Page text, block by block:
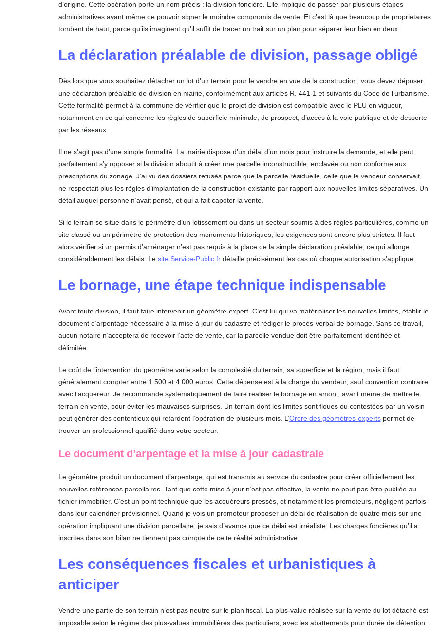
d’origine. Cette opération porte un nom précis : la division foncière. Elle implique de passer par plusieurs étapes
administratives avant même de pouvoir signer le moindre compromis de vente. Et c’est là que beaucoup de propriétaires
tombent de haut, parce qu’ils imaginent qu’il suffit de tracer un trait sur un plan pour séparer leur bien en deux.
La déclaration préalable de division, passage obligé
Dès lors que vous souhaitez détacher un lot d’un terrain pour le vendre en vue de la construction, vous devez déposer
une déclaration préalable de division en mairie, conformément aux articles R. 441-1 et suivants du Code de l’urbanisme.
Cette formalité permet à la commune de vérifier que le projet de division est compatible avec le PLU en vigueur,
notamment en ce qui concerne les règles de superficie minimale, de prospect, d’accès à la voie publique et de desserte
par les réseaux.
Il ne s’agit pas d’une simple formalité. La mairie dispose d’un délai d’un mois pour instruire la demande, et elle peut
parfaitement s’y opposer si la division aboutit à créer une parcelle inconstructible, enclavée ou non conforme aux
prescriptions du zonage. J’ai vu des dossiers refusés parce que la parcelle résiduelle, celle que le vendeur conservait,
ne respectait plus les règles d’implantation de la construction existante par rapport aux nouvelles limites séparatives. Un
détail auquel personne n’avait pensé, et qui a fait capoter la vente.
Si le terrain se situe dans le périmètre d’un lotissement ou dans un secteur soumis à des règles particulières, comme un
site classé ou un périmètre de protection des monuments historiques, les exigences sont encore plus strictes. Il faut
alors vérifier si un permis d’aménager n’est pas requis à la place de la simple déclaration préalable, ce qui allonge
considérablement les délais. Le site Service-Public.frdétaille précisément les cas où chaque autorisation s’applique.
Le bornage, une étape technique indispensable
Avant toute division, il faut faire intervenir un géomètre-expert. C’est lui qui va matérialiser les nouvelles limites, établir le
document d’arpentage nécessaire à la mise à jour du cadastre et rédiger le procès-verbal de bornage. Sans ce travail,
aucun notaire n’acceptera de recevoir l’acte de vente, car la parcelle vendue doit être parfaitement identifiée et
délimitée.
Le coût de l’intervention du géomètre varie selon la complexité du terrain, sa superficie et la région, mais il faut
généralement compter entre 1 500 et 4 000 euros. Cette dépense est à la charge du vendeur, sauf convention contraire
avec l’acquéreur. Je recommande systématiquement de faire réaliser le bornage en amont, avant même de mettre le
terrain en vente, pour éviter les mauvaises surprises. Un terrain dont les limites sont floues ou contestées par un voisin
peut générer des contentieux qui retardent l’opération de plusieurs mois. L’Ordre des géomètres-expertspermet de
trouver un professionnel qualifié dans votre secteur.
Le document d’arpentage et la mise à jour cadastrale
Le géomètre produit un document d’arpentage, qui est transmis au service du cadastre pour créer officiellement les
nouvelles références parcellaires. Tant que cette mise à jour n’est pas effective, la vente ne peut pas être publiée au
fichier immobilier. C’est un point technique que les acquéreurs pressés, et notamment les promoteurs, négligent parfois
dans leur calendrier prévisionnel. Quand je vois un promoteur proposer un délai de réalisation de quatre mois sur une
opération impliquant une division parcellaire, je sais d’avance que ce délai est irréaliste. Les charges foncières qu’il a
inscrites dans son bilan ne tiennent pas compte de cette réalité administrative.
Les conséquences fiscales et urbanistiques à
anticiper
Vendre une partie de son terrain n’est pas neutre sur le plan fiscal. La plus-value réalisée sur la vente du lot détaché est
imposable selon le régime des plus-values immobilières des particuliers, avec les abattements pour durée de détention